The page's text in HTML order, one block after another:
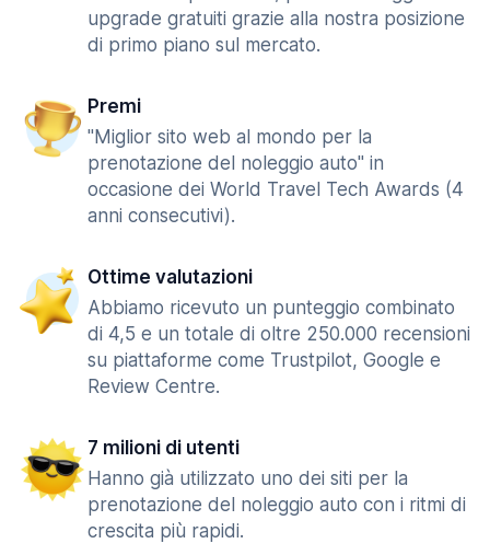
upgrade gratuiti grazie alla nostra posizione
di primo piano sul mercato.
Premi
"Miglior sito web al mondo per la
prenotazione del noleggio auto" in
occasione dei World Travel Tech Awards (4
anni consecutivi).
Ottime valutazioni
Abbiamo ricevuto un punteggio combinato
di 4,5 e un totale di oltre 250.000 recensioni
su piattaforme come Trustpilot, Google e
Review Centre.
7 milioni di utenti
Hanno già utilizzato uno dei siti per la
prenotazione del noleggio auto con i ritmi di
crescita più rapidi.